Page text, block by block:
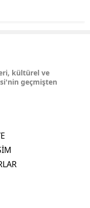
kültürel ve
geçmişten